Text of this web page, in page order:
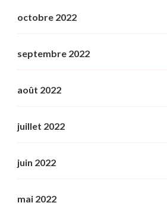
octobre 2022
septembre 2022
août 2022
juillet 2022
juin 2022
mai 2022